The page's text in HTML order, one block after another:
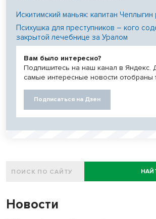
Искитимский маньяк: капитан
Психушка для преступников – кого
закрытой лечебнице за Уралом
Вам было интересно?
Подпишитесь на наш канал в Яндекс.
самые интересные новости отобраны
Подписаться на Дзен
Новости